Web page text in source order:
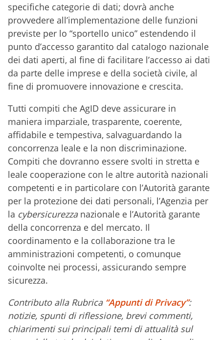
specifiche categorie di dati; dovrà anche
provvedere all’implementazione delle funzioni
previste per lo “sportello unico” estendendo il
punto d’accesso garantito dal catalogo nazionale
dei dati aperti, al fine di facilitare l’accesso ai dati
da parte delle imprese e della società civile, al
fine di promuovere innovazione e crescita.
Tutti compiti che AgID deve assicurare in
maniera imparziale, trasparente, coerente,
affidabile e tempestiva, salvaguardando la
concorrenza leale e la non discriminazione.
Compiti che dovranno essere svolti in stretta e
leale cooperazione con le altre autorità nazionali
competenti e in particolare con l’Autorità garante
per la protezione dei dati personali, l’Agenzia per
la cybersicurezzanazionale e l’Autorità garante
della concorrenza e del mercato. Il
coordinamento e la collaborazione tra le
amministrazioni competenti, o comunque
coinvolte nei processi, assicurando sempre
sicurezza.
Contributo alla Rubrica “Appunti di Privacy”:
notizie, spunti di riflessione, brevi commenti,
chiarimenti sui principali temi di attualità sul